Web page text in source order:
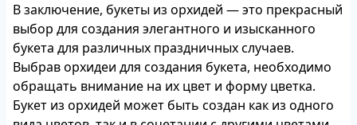
В заключение, букеты из орхидей — это прекрасный
выбор для создания элегантного и изысканного
букета для различных праздничных случаев.
Выбрав орхидеи для создания букета, необходимо
обращать внимание на их цвет и форму цветка.
Букет из орхидей может быть создан как из одного